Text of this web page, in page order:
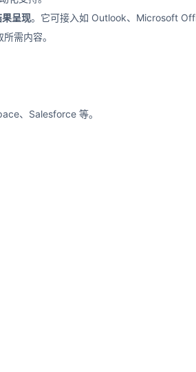
呈现。它可接入如 Outlook、Microsoft
需内容。
、Salesforce 等。